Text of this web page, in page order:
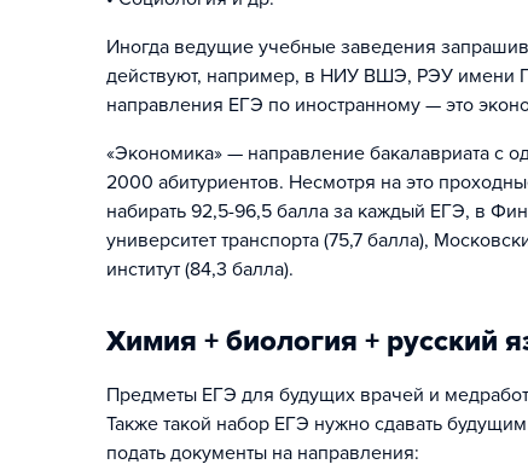
Иногда ведущие учебные заведения
действуют, например, в НИУ ВШЭ, РЭУ имени
направления ЕГЭ по иностранному — это
«Экономика» — направление бакалавриата с
2000 абитуриентов. Несмотря на это
набирать 92,5-96,5 балла за каждый ЕГЭ, в
университет транспорта (75,7 балла),
институт (84,3 балла).
Химия + биология + русский
Предметы ЕГЭ для будущих врачей и
Также такой набор ЕГЭ нужно сдавать
подать документы на направления: